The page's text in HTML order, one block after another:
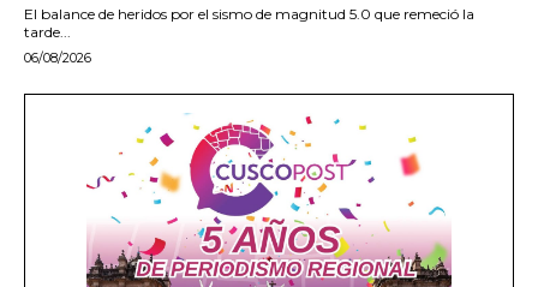
El balance de heridos por el sismo de magnitud 5.0 que remeció la
tarde...
06/08/2026